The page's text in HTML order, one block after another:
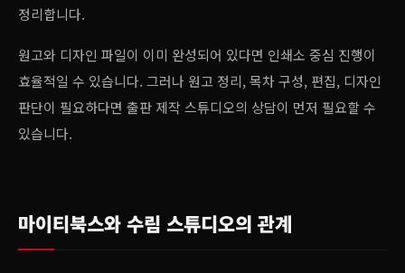
정리합니다.
원고와 디자인 파일이 이미 완성되어 있다면 인쇄소 중심 진행이
효율적일 수 있습니다. 그러나 원고 정리, 목차 구성, 편집, 디자인
판단이 필요하다면 출판 제작 스튜디오의 상담이 먼저 필요할 수
있습니다.
마이티북스와 수림 스튜디오의 관계